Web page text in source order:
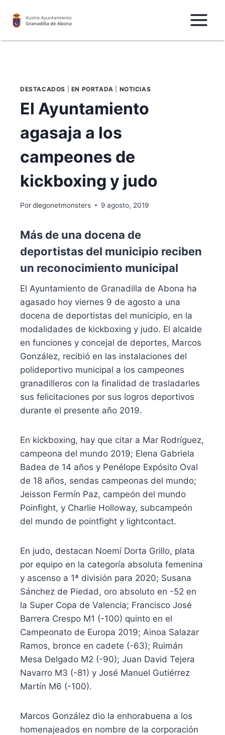
DESTACADOS EN PORTADA NOTICIAS
El Ayuntamiento
agasaja a los
campeones de
kickboxing y judo
Pordiegonetmonsters 9 agosto, 2019
Más de una docena de
deportistas del municipio reciben
un reconocimiento municipal
El Ayuntamiento de Granadilla de Abona ha
agasado hoy viernes 9 de agosto a una
docena de deportistas del municipio, en la
modalidades de kickboxing y judo. El alcalde
en funciones y concejal de deportes, Marcos
González, recibió en las instalaciones del
polideportivo municipal a los campeones
granadilleros con la finalidad de trasladarles
sus felicitaciones por sus logros deportivos
durante el presente año 2019.
En kickboxing, hay que citar a Mar Rodríguez,
campeona del mundo 2019; Elena Gabriela
Badea de 14 años y Penélope Expósito Oval
de 18 años, sendas campeonas del mundo;
Jeisson Fermín Paz, campeón del mundo
Poinfight, y Charlie Holloway, subcampeón
del mundo de pointfight y lightcontact.
En judo, destacan Noemí Dorta Grillo, plata
por equipo en la categoría absoluta femenina
y ascenso a 1ª división para 2020; Susana
Sánchez de Piedad, oro absoluto en -52 en
la Super Copa de Valencia; Francisco José
Barrera Crespo M1 (-100) quinto en el
Campeonato de Europa 2019; Ainoa Salazar
Ramos, bronce en cadete (-63); Ruimán
Mesa Delgado M2 (-90); Juan David Tejera
Navarro M3 (-81) y José Manuel Gutiérrez
Martín M6 (-100).
Marcos González dio la enhorabuena a los
homenajeados en nombre de la corporación